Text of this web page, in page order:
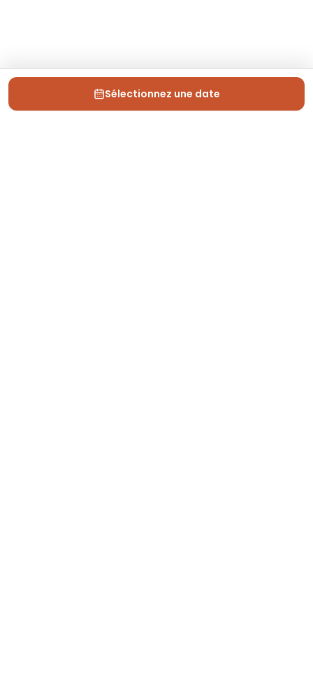
Sélectionnez une date